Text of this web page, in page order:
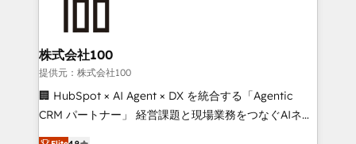
and build AI-powered workflows that drive adoption
from week one, in your time zone. What we do ➤
Onboarding: Live in weeks, with workflows built
around your business, not a template. ➤ Migration:
Move from any legacy CRM. Zero downtime, full data
株式会社100
提供元：株式会社100
🏢 HubSpot × AI Agent × DX を統合する「Agentic
CRM パートナー」 経営課題と現場業務をつなぐAIネイ
ティブ・エージェンシーとして、HubSpot Eliteの実装